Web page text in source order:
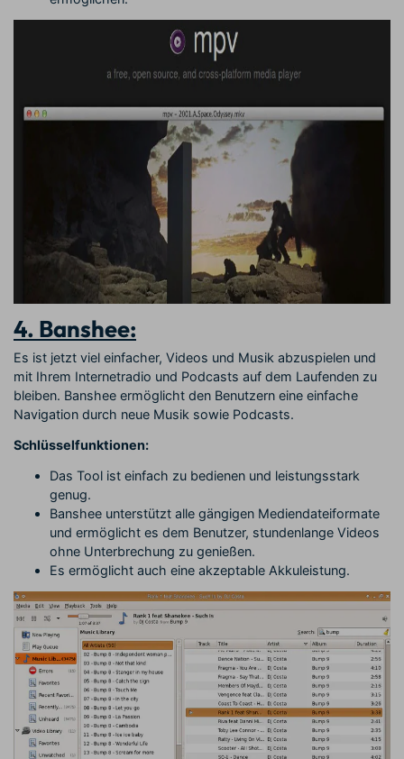
4. Banshee:
Es ist jetzt viel einfacher, Videos und Musik abzuspielen und
mit Ihrem Internetradio und Podcasts auf dem Laufenden zu
bleiben. Banshee ermöglicht den Benutzern eine einfache
Navigation durch neue Musik sowie Podcasts.
Schlüsselfunktionen:
Das Tool ist einfach zu bedienen und leistungsstark
genug.
Banshee unterstützt alle gängigen Mediendateiformate
und ermöglicht es dem Benutzer, stundenlange Videos
ohne Unterbrechung zu genießen.
Es ermöglicht auch eine akzeptable Akkuleistung.